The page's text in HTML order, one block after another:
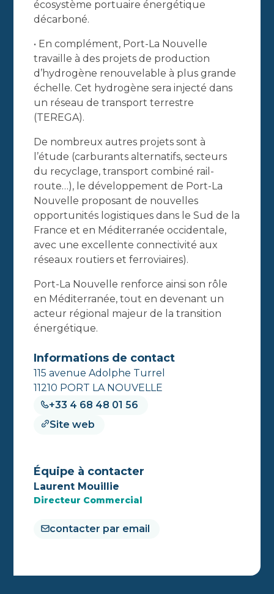
écosystème portuaire énergétique
décarboné.
• En complément, Port-La Nouvelle
travaille à des projets de production
d’hydrogène renouvelable à plus grande
échelle. Cet hydrogène sera injecté dans
un réseau de transport terrestre
(TEREGA).
De nombreux autres projets sont à
l’étude (carburants alternatifs, secteurs
du recyclage, transport combiné rail-
route…), le développement de Port-La
Nouvelle proposant de nouvelles
opportunités logistiques dans le Sud de la
France et en Méditerranée occidentale,
avec une excellente connectivité aux
réseaux routiers et ferroviaires).
Port-La Nouvelle renforce ainsi son rôle
en Méditerranée, tout en devenant un
acteur régional majeur de la transition
énergétique.
Informations de contact
115 avenue Adolphe Turrel
11210 PORT LA NOUVELLE
+33 4 68 48 01 56
Site web
Équipe à contacter
Laurent Mouillie
Directeur Commercial
contacter par email